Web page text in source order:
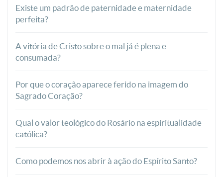
Existe um padrão de paternidade e maternidade
perfeita?
A vitória de Cristo sobre o mal já é plena e
consumada?
Por que o coração aparece ferido na imagem do
Sagrado Coração?
Qual o valor teológico do Rosário na espiritualidade
católica?
Como podemos nos abrir à ação do Espírito Santo?